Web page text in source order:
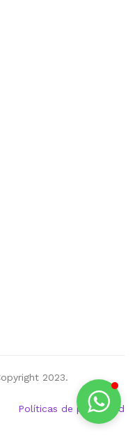
2023.
Políticas de privacidad